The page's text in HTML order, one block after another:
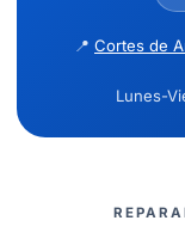
📍 Cortes de
Lunes-